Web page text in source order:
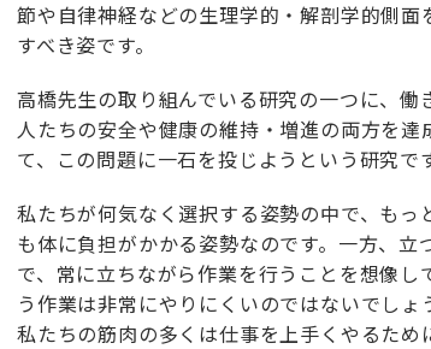
節や自律神経などの生理学的・解剖学的側
すべき姿です。
高橋先生の取り組んでいる研究の一つに、
人たちの安全や健康の維持・増進の両方を
て、この問題に一石を投じようという研究です
私たちが何気なく選択する姿勢の中で、も
も体に負担がかかる姿勢なのです。一方、
で、常に立ちながら作業を行うことを想像
う作業は非常にやりにくいのではないでし
私たちの筋肉の多くは仕事を上手くやるた